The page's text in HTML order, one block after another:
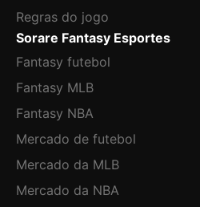
Regras do jogo
Sorare Fantasy Esportes
Fantasy futebol
Fantasy MLB
Fantasy NBA
Mercado de futebol
Mercado da MLB
Mercado da NBA